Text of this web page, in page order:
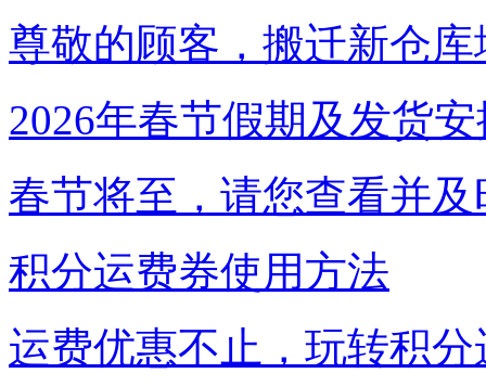
尊敬的顾客，搬迁新仓
2026年春节假期及发货
春节将至，请您查看并
积分运费券使用方法
运费优惠不止，玩转积